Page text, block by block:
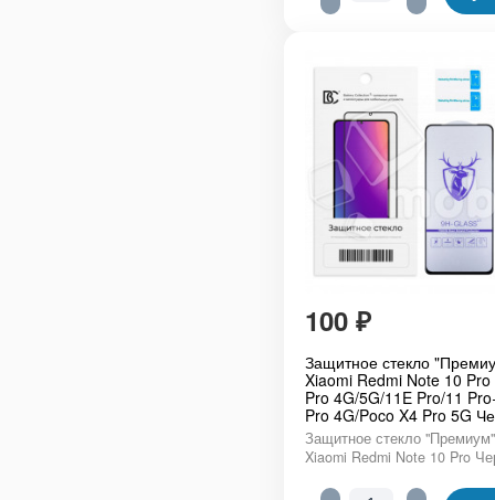
100 ₽
Защитное стекло
Xiaomi Redmi Note 10
Pro 4G/5G/11E Pro/11
Pro 4G/Poco X4 Pro 5G
Защитное стекло
Xiaomi Redmi Note 10 Pro